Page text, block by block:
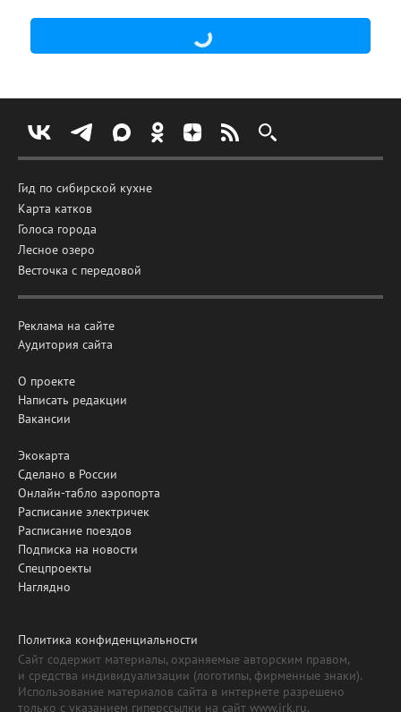
Гид по сибирской кухне
Карта катков
Голоса города
Лесное озеро
Весточка с передовой
Реклама на сайте
Аудитория сайта
О проекте
Написать редакции
Вакансии
Экокарта
Сделано в России
Онлайн-табло аэропорта
Расписание электричек
Расписание поездов
Подписка на новости
Спецпроекты
Наглядно
Политика конфиденциальности
Сайт содержит материалы, охраняемые авторским правом,
и средства индивидуализации (логотипы, фирменные знаки).
Использование материалов сайта в интернете разрешено
только с указанием гиперссылки на сайт www.irk.ru.